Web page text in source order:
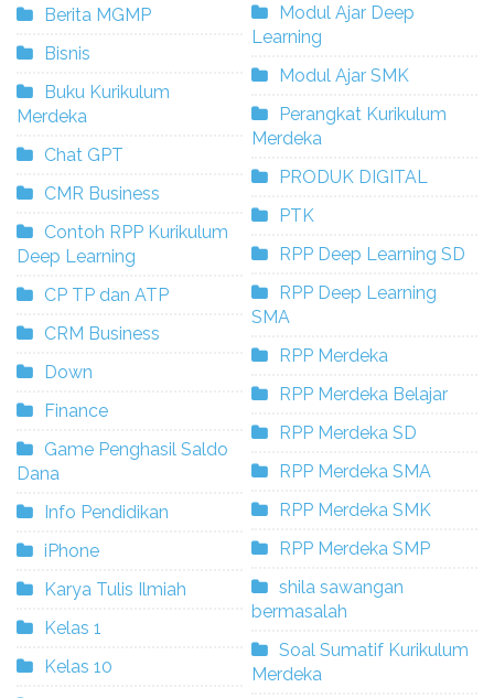
Berita MGMP
Bisnis
Buku Kurikulum
Merdeka
Chat GPT
CMR Business
Contoh RPP Kurikulum
Deep Learning
CP TP dan ATP
CRM Business
Down
Finance
Game Penghasil Saldo
Dana
Info Pendidikan
iPhone
Karya Tulis Ilmiah
Kelas 1
Kelas 10
Modul Ajar Deep
Learning
Modul Ajar SMK
Perangkat Kurikulum
Merdeka
PRODUK DIGITAL
PTK
RPP Deep Learning SD
RPP Deep Learning
SMA
RPP Merdeka
RPP Merdeka Belajar
RPP Merdeka SD
RPP Merdeka SMA
RPP Merdeka SMK
RPP Merdeka SMP
shila sawangan
bermasalah
Soal Sumatif Kurikulum
Merdeka